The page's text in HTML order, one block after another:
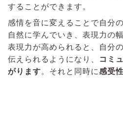
することができます。
感情を音に変えることで自分
自然に学んでいき、表現力の
表現力が高められると、自分
伝えられるようになり、 コミ
がります。それと同時に感受